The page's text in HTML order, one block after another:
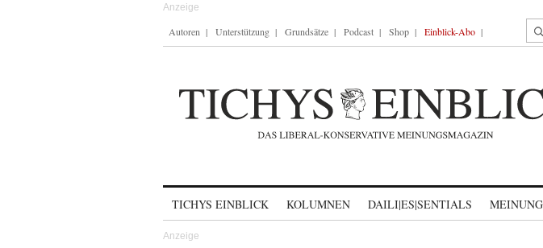
Autoren Unterstützung Grundsätze Podcast Shop Einblick-Abo
TICHYS EINBLICK KOLUMNEN DAILI|ES|SENTIALS